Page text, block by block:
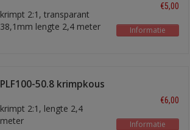
krimpt 2:1, transparant
38,1mm lengte 2,4 meter
€5,00
Informatie
PLF100-50.8 krimpkous
krimpt 2:1, lengte 2,4
meter
€6,00
Informatie